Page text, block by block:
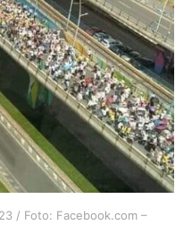
/ Foto: Facebook.com –